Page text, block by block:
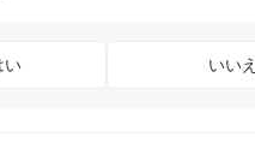
い いいえ